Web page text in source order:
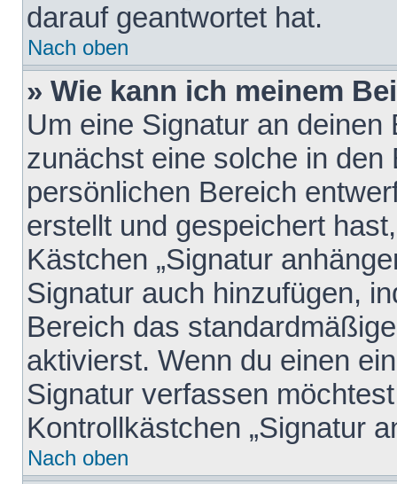
darauf geantwortet hat.
Nach oben
» Wie kann ich meinem
Um eine Signatur an
zunächst eine solche in den
persönlichen Bereich
erstellt und gespeichert
Kästchen „Signatur
Signatur auch hinzufügen,
Bereich das
aktivierst. Wenn du einen
Signatur verfassen
Kontrollkästchen „Signatur
Nach oben